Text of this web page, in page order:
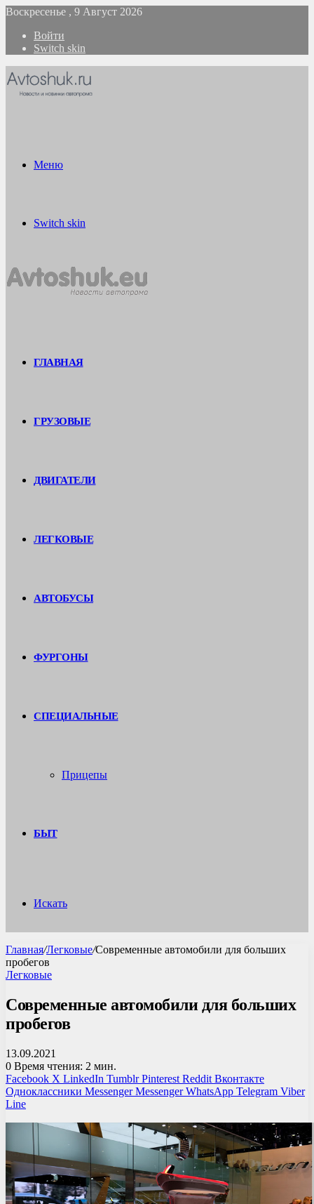
Воскресенье , 9 Август 2026
Войти
Switch skin
Меню
Switch skin
ГЛАВНАЯ
ГРУЗОВЫЕ
ДВИГАТЕЛИ
ЛЕГКОВЫЕ
АВТОБУСЫ
ФУРГОНЫ
СПЕЦИАЛЬНЫЕ
Прицепы
БЫТ
Искать
Главная/Легковые/Современные автомобили для больших
пробегов
Легковые
Современные автомобили для больших
пробегов
13.09.2021
0 Время чтения: 2 мин.
Facebook X LinkedIn Tumblr Pinterest Reddit Вконтакте
Одноклассники Messenger Messenger WhatsApp Telegram Viber
Line